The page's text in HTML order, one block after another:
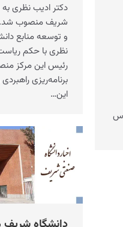
دکتر ادیب نظری به
شریف منصوب شد.
و توسعه منابع
نظری با حکم
رئیس این مرکز
برنامه‌ریزی
این…